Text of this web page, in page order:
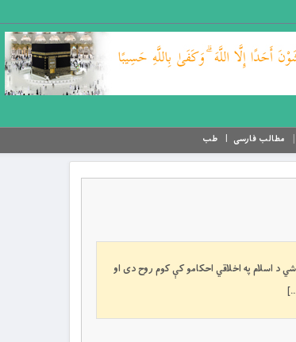
مطالب فارسی طب
د اسلام په اخلاقي احکامو کې کوم روح دى او